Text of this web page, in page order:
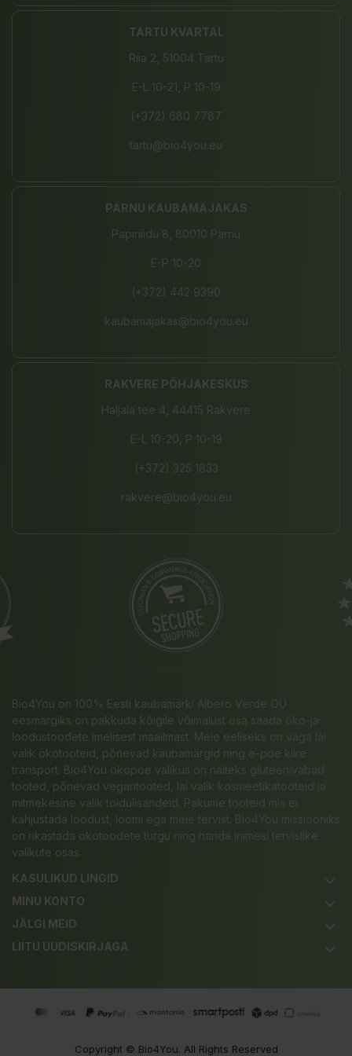
TARTU KVARTAL
Riia 2, 51004 Tartu
E-L 10-21, P 10-19
(+372) 680 7787
tartu@bio4you.eu
PÄRNU KAUBAMAJAKAS
Papiniidu 8, 80010 Pärnu
E-P 10-20
(+372) 442 9390
kaubamajakas@bio4you.eu
RAKVERE PÕHJAKESKUS
Haljala tee 4, 44415 Rakvere
E-L 10-20, P 10-19
(+372) 325 1833
rakvere@bio4you.eu
Bio4You on 100% Eesti kaubamärk! Albero Verde OÜ
eesmärgiks on pakkuda kõigile võimalust osa saada öko-ja
loodustoodete imelisest maailmast. Meie eeliseks on väga lai
valik ökotooteid, põnevad kaubamärgid ning e-poe kiire
transport. Bio4You ökopoe valikus on näiteks gluteenivabad
tooted, põnevad vegantooted, lai valik kosmeetikatooteid ja
mitmekesine valik toidulisandeid. Pakume tooteid mis ei
kahjustada loodust, loomi ega meie tervist. Bio4You missiooniks
on rikastada ökotoodete turgu ning harida inimesi tervislike
valikute osas.
KASULIKUD LINGID
keyboard_arrow_down
MINU KONTO keyboard_arrow_down
JÄLGI MEID keyboard_arrow_down
LIITU UUDISKIRJAGA keyboard_arrow_down
Copyright © Bio4You. All Rights Reserved